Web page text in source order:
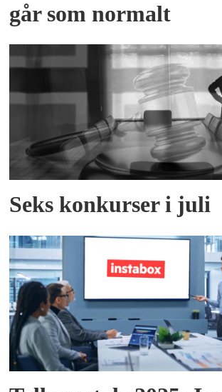
går som normalt
Seks konkurser i juli